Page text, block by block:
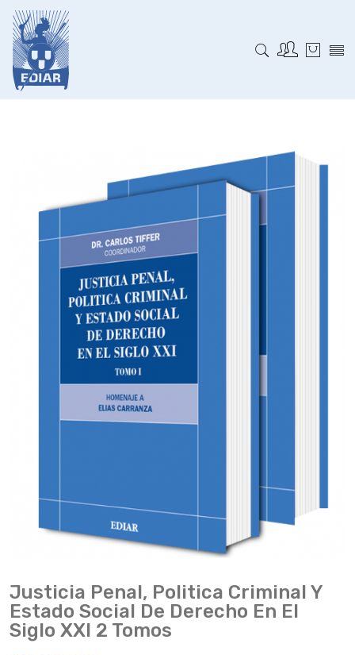
Justicia Penal, Politica Criminal Y
Estado Social De Derecho En El
Siglo XXI 2 Tomos